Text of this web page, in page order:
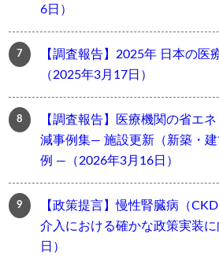
6日）
【調査報告】2025年 日本の医
（2025年3月17日）
【調査報告】医療機関の省エ
減事例集― 施設更新（新築・
例 ―（2026年3月16日）
【政策提言】慢性腎臓病（
介入における確かな政策実装
日）